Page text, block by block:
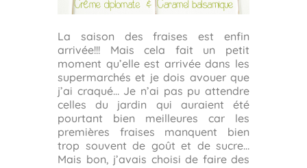
La saison des fraises est enfin
arrivée!!! Mais cela fait un petit
moment qu’elle est arrivée dans les
supermarchés et je dois avouer que
j’ai craqué… Je n’ai pas pu attendre
celles du jardin qui auraient été
pourtant bien meilleures car les
premières fraises manquent bien
trop souvent de goût et de sucre…
Mais bon, j’avais choisi de faire des